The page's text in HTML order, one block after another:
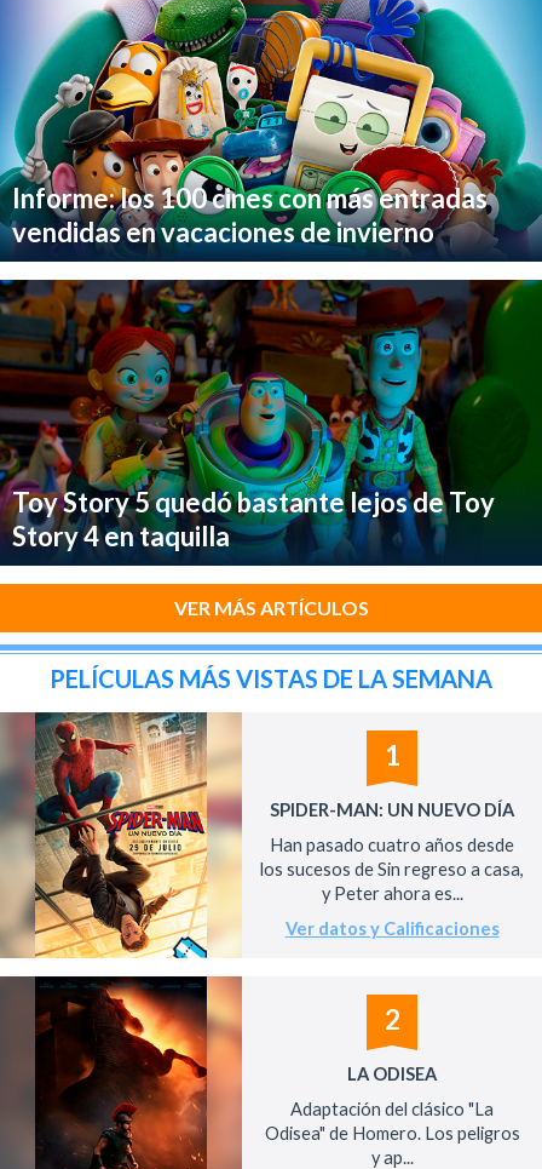
Informe: los 100 cines con más entradas
vendidas en vacaciones de invierno
Toy Story 5 quedó bastante lejos de Toy
Story 4 en taquilla
VER MÁS ARTÍCULOS
PELÍCULAS MÁS VISTAS DE LA SEMANA
1
SPIDER-MAN: UN NUEVO DÍA
Han pasado cuatro años desde
los sucesos de Sin regreso a casa,
y Peter ahora es...
Ver datos y Calificaciones
2
LA ODISEA
Adaptación del clásico "La
Odisea" de Homero. Los peligros
y ap...